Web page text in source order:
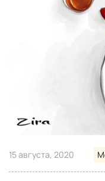
15 августа, 2020